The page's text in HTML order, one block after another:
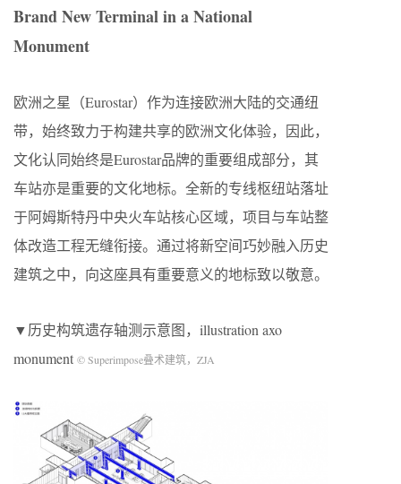
Brand New Terminal in a National
Monument
欧洲之星（Eurostar）作为连接欧洲大陆的交通纽
带，始终致力于构建共享的欧洲文化体验，因此，
文化认同始终是Eurostar品牌的重要组成部分，其
车站亦是重要的文化地标。全新的专线枢纽站落址
于阿姆斯特丹中央火车站核心区域，项目与车站整
体改造工程无缝衔接。通过将新空间巧妙融入历史
建筑之中，向这座具有重要意义的地标致以敬意。
▼历史构筑遗存轴测示意图，illustration axo
monument © Superimpose叠术建筑，ZJA